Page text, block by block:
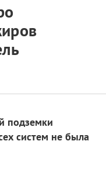
подземки
систем не была